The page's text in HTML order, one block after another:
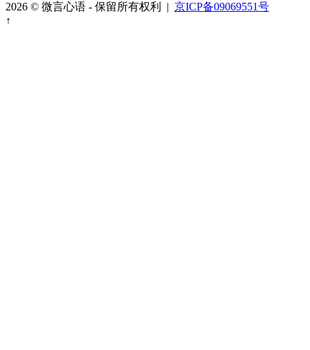
2026 © 微言心语 - 保留所有权利 | 京ICP备09069551号
↑